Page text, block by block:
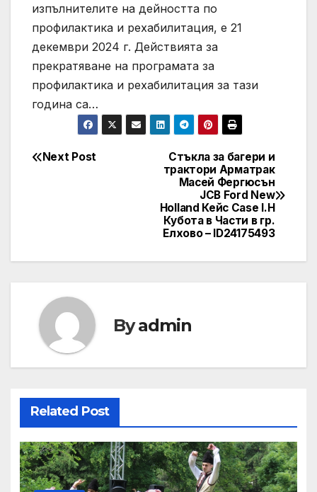
изпълнителите на дейността по
профилактика и рехабилитация, е 21
декември 2024 г. Действията за
прекратяване на програмата за
профилактика и рехабилитация за тази
година са…
Post
Стъкла за багери и
трактори Арматрак
Масей Фергюсън
JCB Ford New
Holland Кейс Case I.H
Кубота в Части в гр.
Елхово – ID24175493
Next Post
Byadmin
Related Post